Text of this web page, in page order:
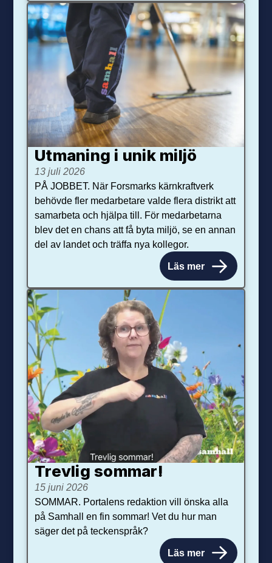
Utmaning i unik miljö
13 juli 2026
PÅ JOBBET. När Forsmarks kärnkraftverk
behövde fler medarbetare valde flera distrikt att
samarbeta och hjälpa till. För medarbetarna
blev det en chans att få byta miljö, se en annan
del av landet och träffa nya kollegor.
Läs mer
Trevlig sommar!
15 juni 2026
SOMMAR. Portalens redaktion vill önska alla
på Samhall en fin sommar! Vet du hur man
säger det på teckenspråk?
Läs mer